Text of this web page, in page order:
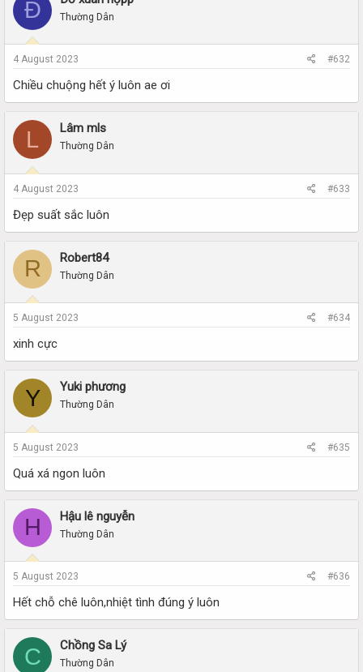
Đ Thường Dân
4 August 2023 #632
Chiều chuộng hết ý luôn ae ơi
L Lâm mls
Thường Dân
4 August 2023 #633
Đẹp suất sắc luôn
R Robert84
Thường Dân
5 August 2023 #634
xinh cực
Y Yuki phương
Thường Dân
5 August 2023 #635
Quá xá ngon luôn
H Hậu lê nguyễn
Thường Dân
5 August 2023 #636
Hết chỗ chê luôn,nhiệt tình đúng ý luôn
C Chồng Sa Lý
Thường Dân